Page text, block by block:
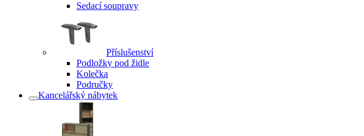
Sedací soupravy
Příslušenství
Podložky pod židle
Kolečka
Područky
Kancelářský nábytek